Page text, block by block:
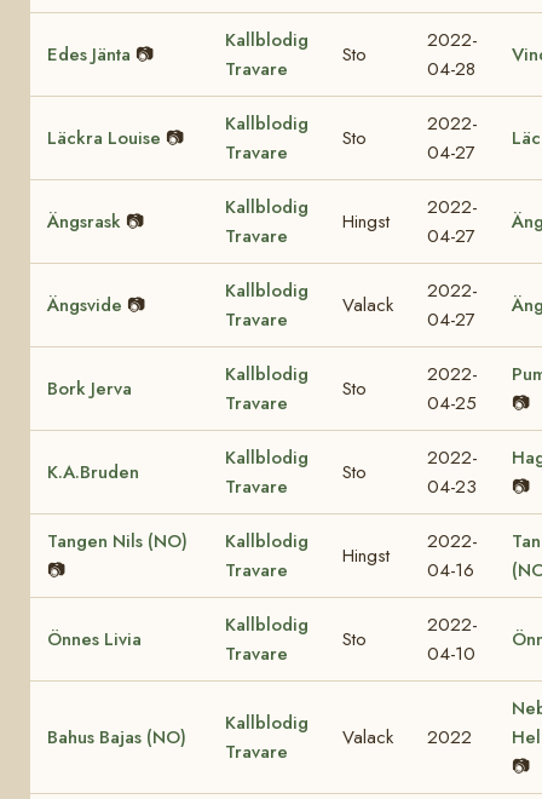
Edes Jänta 📷
Kallblodig
Travare
Sto
2022-
04-28
Läckra Louise 📷
Kallblodig
Travare
Sto
2022-
04-27
Ängsrask 📷
Kallblodig
Travare
Hingst
2022-
04-27
Ängsvide 📷
Kallblodig
Travare
Valack
2022-
04-27
Bork Jerva
Kallblodig
Travare
Sto
2022-
04-25
📷
K.A.Bruden
Kallblodig
Travare
Sto
2022-
04-23
📷
Tangen Nils (NO)
📷
Kallblodig
Travare
Hingst
2022-
04-16
Önnes Livia
Kallblodig
Travare
Sto
2022-
04-10
Bahus Bajas (NO)
Kallblodig
Travare
Valack 2022
📷